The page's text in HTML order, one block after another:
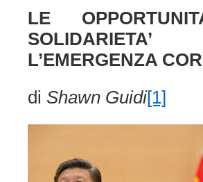
LE
L’EMERGENZA
di Shawn Guidi[1]